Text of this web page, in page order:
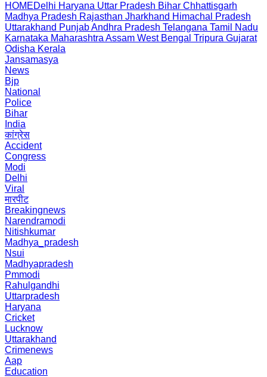
HOMEDelhi Haryana Uttar Pradesh Bihar Chhattisgarh
Madhya Pradesh Rajasthan Jharkhand Himachal Pradesh
Uttarakhand PunjabAndhra Pradesh Telangana Tamil Nadu
Karnataka Maharashtra Assam West Bengal Tripura Gujarat
Odisha Kerala
Jansamasya
News
Bjp
National
Police
Bihar
India
कांग्रेस
Accident
Congress
Modi
Delhi
Viral
मारपीट
Breakingnews
Narendramodi
Nitishkumar
Madhya_pradesh
Nsui
Madhyapradesh
Pmmodi
Rahulgandhi
Uttarpradesh
Haryana
Cricket
Lucknow
Uttarakhand
Crimenews
Aap
Education